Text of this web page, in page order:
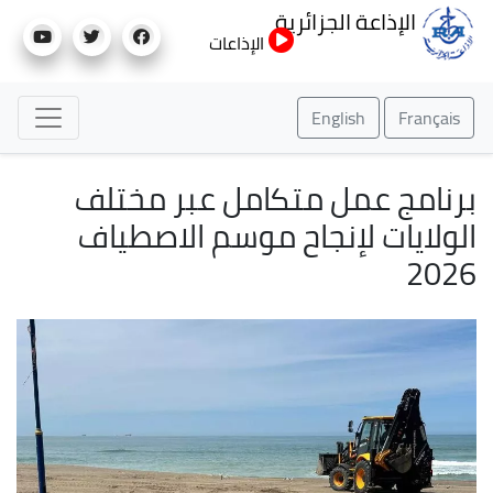
إلى
الإذاعة الجزائرية
الإذاعات
Français
English
برنامج عمل متكامل عبر مختلف
الولايات لإنجاح موسم الاصطياف
2026